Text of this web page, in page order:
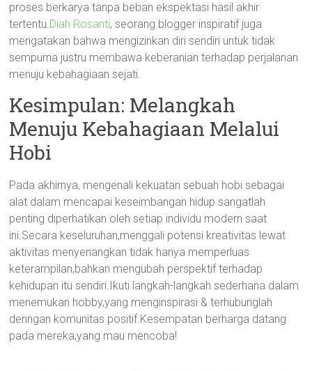
proses berkarya tanpa beban ekspektasi hasil akhir
tertentu.Diah Rosanti, seorang blogger inspiratif juga
mengatakan bahwa mengizinkan diri sendiri untuk tidak
sempurna justru membawa keberanian terhadap perjalanan
menuju kebahagiaan sejati.
Kesimpulan: Melangkah
Menuju Kebahagiaan Melalui
Hobi
Pada akhirnya, mengenali kekuatan sebuah hobi sebagai
alat dalam mencapai keseimbangan hidup sangatlah
penting diperhatikan oleh setiap individu modern saat
ini.Secara keseluruhan,menggali potensi kreativitas lewat
aktivitas menyenangkan tidak hanya memperluas
keterampilan,bahkan mengubah perspektif terhadap
kehidupan itu sendiri.Ikuti langkah-langkah sederhana dalam
menemukan hobby,yang menginspirasi & terhubunglah
denngan komunitas positif.Kesempatan berharga datang
pada mereka,yang mau mencoba!